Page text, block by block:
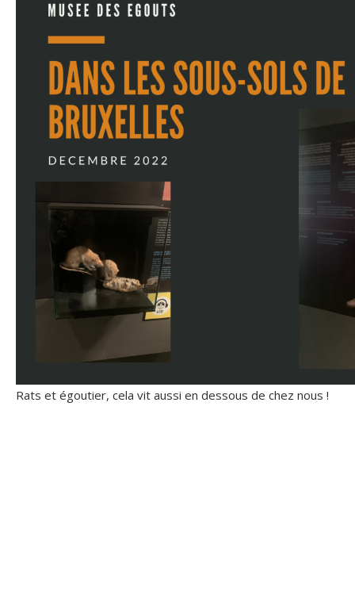
Rats et égoutier, cela vit aussi en dessous de chez nous !